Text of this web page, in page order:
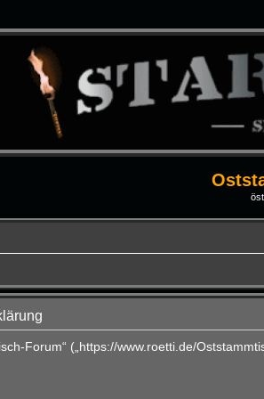
Forum“ („https://www.roetti.de/